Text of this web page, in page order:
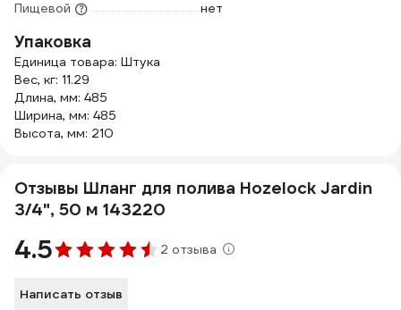
Пищевой
нет
Упаковка
Единица товара: Штука
Вес, кг: 11.29
Длина, мм: 485
Ширина, мм: 485
Высота, мм: 210
Отзывы Шланг для полива Hozelock Jardin
3/4", 50 м 143220
4.5 2 отзыва
Написать отзыв